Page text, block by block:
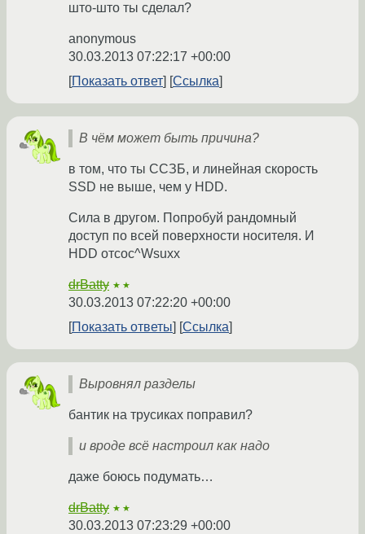
што-што ты сделал?
anonymous
30.03.2013 07:22:17 +00:00
Показать ответ
Ссылка
В чём может быть причина?
в том, что ты ССЗБ, и линейная скорость
SSD не выше, чем у HDD.
Сила в другом. Попробуй рандомный
доступ по всей поверхности носителя. И
HDD отсос^Wsuxx
drBatty ★★
30.03.2013 07:22:20 +00:00
Показать ответы
Ссылка
Выровнял разделы
бантик на трусиках поправил?
и вроде всё настроил как надо
даже боюсь подумать…
drBatty ★★
30.03.2013 07:23:29 +00:00